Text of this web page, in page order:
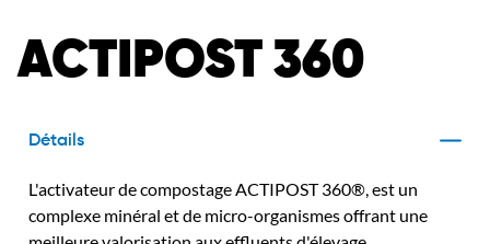
ACTIPOST 360
Détails
L'activateur de compostage ACTIPOST 360®, est un
complexe minéral et de micro-organismes offrant une